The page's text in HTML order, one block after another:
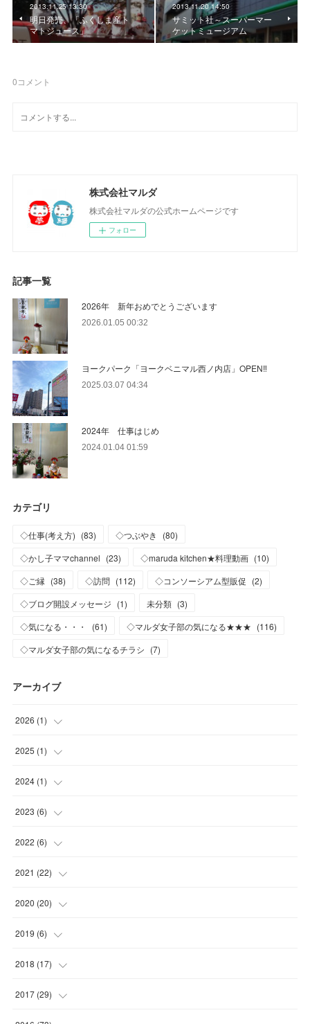
2013.11.25 13:30
明日発売、「ふくしま産ト
マトジュース」
2013.11.20 14:50
サミット社～スーパーマー
ケットミュージアム
0コメント
株式会社マルダ
株式会社マルダの公式ホームページです
フォロー
記事一覧
2026年 新年おめでとうございます
2026.01.05 00:32
ヨークパーク「ヨークベニマル西ノ内店」OPEN‼
2025.03.07 04:34
2024年 仕事はじめ
2024.01.04 01:59
カテゴリ
◇仕事(考え方) (83) ◇つぶやき (80)
◇かし子ママchannel (23) ◇maruda kitchen★料理動画 (10)
◇ご縁 (38) ◇訪問 (112) ◇コンソーシアム型販促 (2)
◇ブログ開設メッセージ (1) 未分類 (3)
◇気になる・・・
(61) ◇マルダ女子部の気になる★★★ (116)
◇マルダ女子部の気になるチラシ (7)
アーカイブ
2026 (1)
( )
2025 (1)
( )
2024 (1)
( )
2023 (6)
( )
(2
(3
2022 (6)
(2
(1
(
(1
2021 (22)
(1
( )
(2
(4
2020 (20)
( )
(2
(2
(4
2019 (6)
(1
(1
(2
2018 (17)
(4
2017 (29)